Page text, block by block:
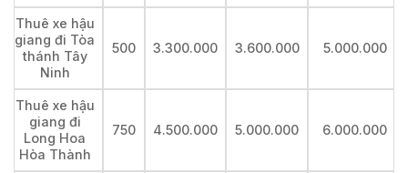
Thuê xe hậu
giang đi Tòa
thánh Tây
Ninh
500 3.300.000 3.600.000 5.000.000
Thuê xe hậu
giang đi
Long Hoa
Hòa Thành
750 4.500.000 5.000.000 6.000.000